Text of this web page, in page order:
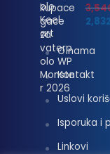
O nama
Kontakt
Uslovi
Isporuka i
Linkovi